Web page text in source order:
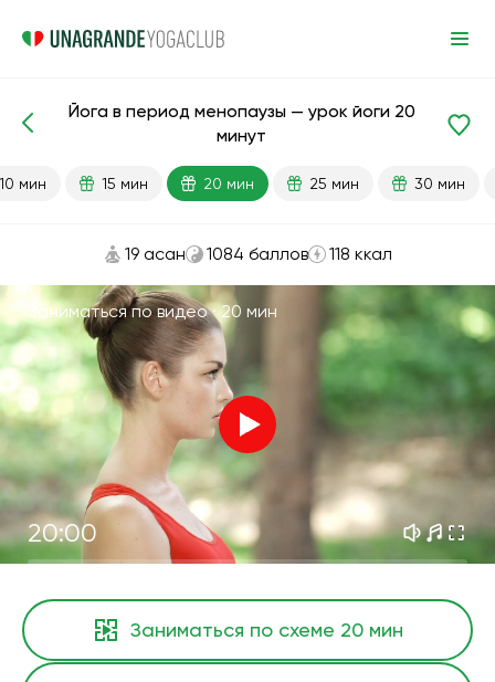
Долголетие
Йога в период менопаузы — урок йоги 20
минут
10 мин 15 мин 20 мин 25 мин 30 мин
19 асан 1084 баллов 118 ккал
Заниматься по видео ·20 мин
20:00
Заниматься по схеме 20 мин